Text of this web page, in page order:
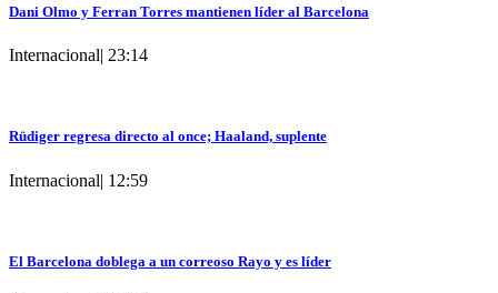
Dani Olmo y Ferran Torres mantienen líder al Barcelona
Internacional| 23:14
Rüdiger regresa directo al once; Haaland, suplente
Internacional| 12:59
El Barcelona doblega a un correoso Rayo y es líder